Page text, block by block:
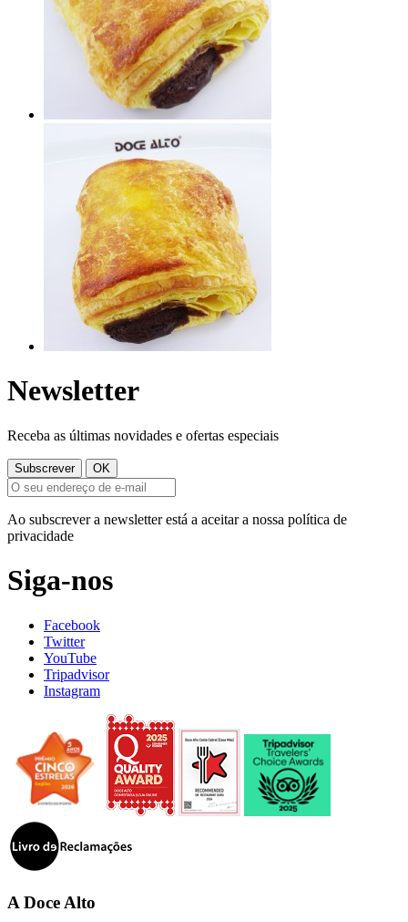
Newsletter
Receba as últimas novidades e ofertas especiais
Ao subscrever a newsletter está a aceitar a nossa política de
privacidade
Siga-nos
Facebook
Twitter
YouTube
Tripadvisor
Instagram
A Doce Alto